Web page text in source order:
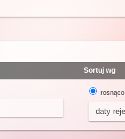
Sortuj wg
rosnąco